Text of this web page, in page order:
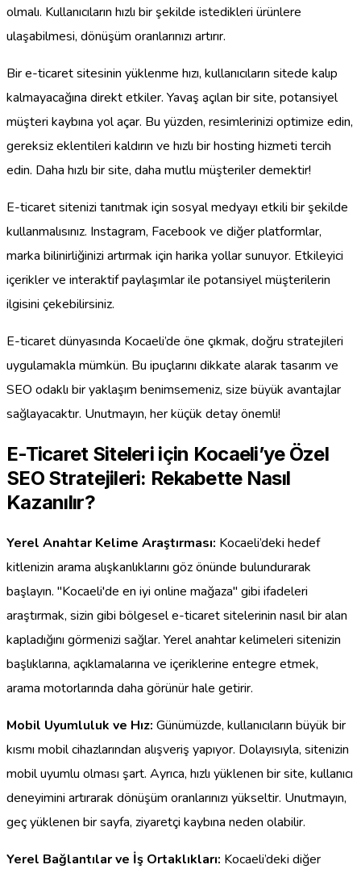
olmalı. Kullanıcıların hızlı bir şekilde istedikleri ürünlere
ulaşabilmesi, dönüşüm oranlarınızı artırır.
Bir e-ticaret sitesinin yüklenme hızı, kullanıcıların sitede kalıp
kalmayacağına direkt etkiler. Yavaş açılan bir site, potansiyel
müşteri kaybına yol açar. Bu yüzden, resimlerinizi optimize edin,
gereksiz eklentileri kaldırın ve hızlı bir hosting hizmeti tercih
edin. Daha hızlı bir site, daha mutlu müşteriler demektir!
E-ticaret sitenizi tanıtmak için sosyal medyayı etkili bir şekilde
kullanmalısınız. Instagram, Facebook ve diğer platformlar,
marka bilinirliğinizi artırmak için harika yollar sunuyor. Etkileyici
içerikler ve interaktif paylaşımlar ile potansiyel müşterilerin
ilgisini çekebilirsiniz.
E-ticaret dünyasında Kocaeli’de öne çıkmak, doğru stratejileri
uygulamakla mümkün. Bu ipuçlarını dikkate alarak tasarım ve
SEO odaklı bir yaklaşım benimsemeniz, size büyük avantajlar
sağlayacaktır. Unutmayın, her küçük detay önemli!
E-Ticaret Siteleri için Kocaeli’ye Özel
SEO Stratejileri: Rekabette Nasıl
Kazanılır?
Yerel Anahtar Kelime Araştırması: Kocaeli’deki hedef
kitlenizin arama alışkanlıklarını göz önünde bulundurarak
başlayın. "Kocaeli'de en iyi online mağaza" gibi ifadeleri
araştırmak, sizin gibi bölgesel e-ticaret sitelerinin nasıl bir alan
kapladığını görmenizi sağlar. Yerel anahtar kelimeleri sitenizin
başlıklarına, açıklamalarına ve içeriklerine entegre etmek,
arama motorlarında daha görünür hale getirir.
Mobil Uyumluluk ve Hız: Günümüzde, kullanıcıların büyük bir
kısmı mobil cihazlarından alışveriş yapıyor. Dolayısıyla, sitenizin
mobil uyumlu olması şart. Ayrıca, hızlı yüklenen bir site, kullanıcı
deneyimini artırarak dönüşüm oranlarınızı yükseltir. Unutmayın,
geç yüklenen bir sayfa, ziyaretçi kaybına neden olabilir.
Yerel Bağlantılar ve İş Ortaklıkları: Kocaeli’deki diğer